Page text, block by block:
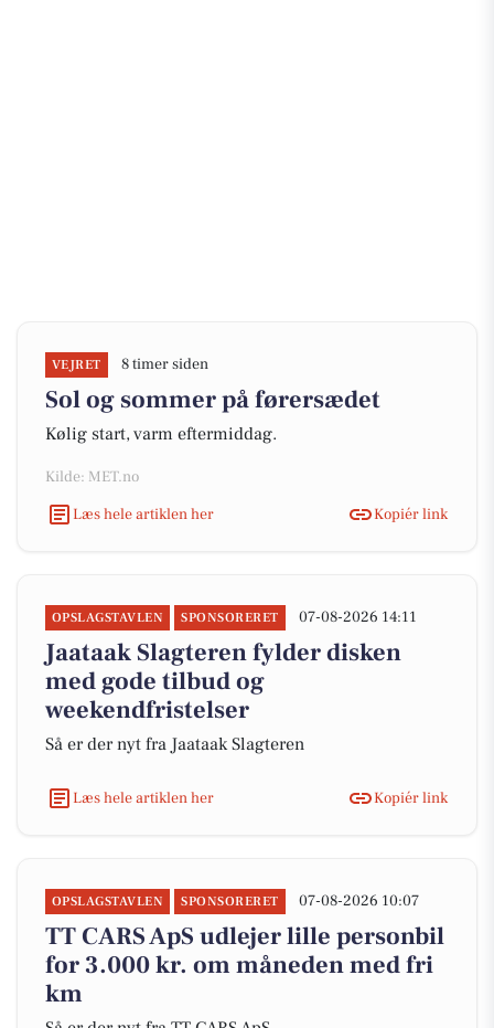
VEJRET 8 timer siden
Sol og sommer på førersædet
Kølig start, varm eftermiddag.
Kilde: MET.no
Læs hele artiklen her
Kopiér link
OPSLAGSTAVLEN SPONSORERET 07-08-2026 14:11
Jaataak Slagteren fylder disken
med gode tilbud og
weekendfristelser
Så er der nyt fra Jaataak Slagteren
Læs hele artiklen her Kopiér link
OPSLAGSTAVLEN SPONSORERET 07-08-2026 10:07
TT CARS ApS udlejer lille personbil
for 3.000 kr. om måneden med fri
km